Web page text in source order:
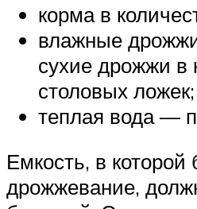
корма в
влажные
сухие дрожжи в
столовых ложек;
теплая вода —
Емкость, в которой
дрожжевание,